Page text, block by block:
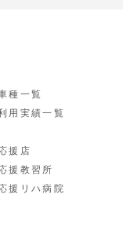
種一覧
用実績一覧
援店
援教習所
援リハ病院